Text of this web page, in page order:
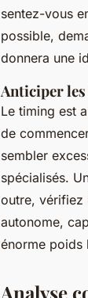
sentez-vous
possible,
donnera une
Anticiper
Le timing est
de
sembler
spécialisés.
outre, vérifiez
autonome,
énorme poids
Analyse